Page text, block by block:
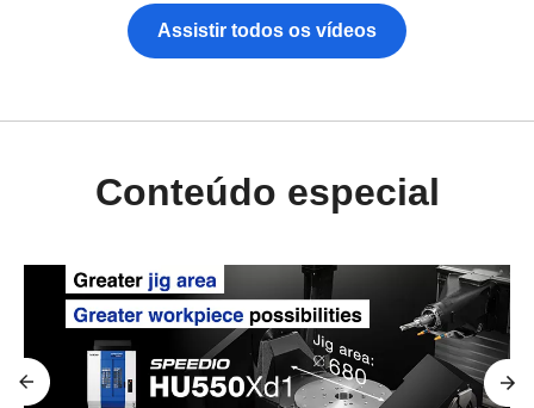
Assistir todos os vídeos
Conteúdo especial